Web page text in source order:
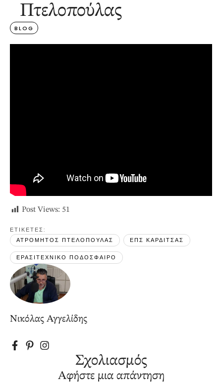
Πτελοπούλας
BLOG
Post Views: 51
ΕΤΙΚΕΤΕΣ:
ΑΤΡΟΜΗΤΟΣ ΠΤΕΛΟΠΟΥΛΑΣ
ΕΠΣ ΚΑΡΔΙΤΣΑΣ
ΕΡΑΣΙΤΕΧΝΙΚΟ ΠΟΔΟΣΦΑΙΡΟ
Νικόλας Αγγελίδης
Σχολιασμός
Αφήστε μια απάντηση